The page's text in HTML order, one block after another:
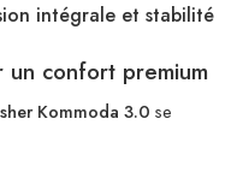
intégrale et stabilité
un confort premium
Kommoda 3.0 se